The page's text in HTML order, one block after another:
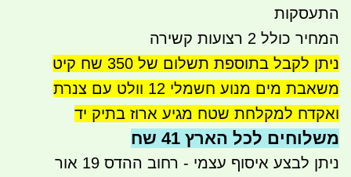
התעסקות
המחיר כולל 2 רצועות קשירה
ניתן לקבל בתוספת תשלום של 350 שח קיט
משאבת מים מנוע חשמלי 12 וולט עם צנרת
ואקדח למקלחת שטח מגיע ארוז בתיק יד
משלוחים לכל הארץ 41 שח
ניתן לבצע איסוף עצמי - רחוב ההדס 19 אור